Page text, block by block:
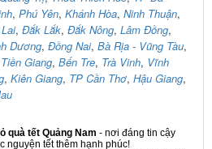
, Phú Yên, Khánh Hòa, Ninh Thuận,
, Đắk Lắk, Đắk Nông, Lâm Đồng,
Dương, Đồng Nai, Bà Rịa - Vũng Tàu,
Tiền Giang, Bến Tre, Trà Vinh, Vĩnh
, Kiên Giang, TP Cần Thơ, Hậu Giang,
quà tết Quảng Nam - nơi đáng tin cậy
nguyện tết thêm hạnh phúc!